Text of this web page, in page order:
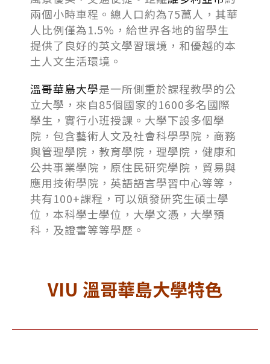
兩個小時車程。總人口約為75萬人，其華
人比例僅為1.5%，給世界各地的留學生
提供了良好的英文學習環境，和優越的本
土人文生活環境。
溫哥華島大學是一所側重於課程教學的公
立大學，來自85個國家的1600多名國際
學生，實行小班授課。大學下設多個學
院，包含藝術人文及社會科學學院，商務
與管理學院，教育學院，理學院，健康和
公共事業學院，原住民研究學院，貿易與
應用技術學院，英語語言學習中心等等，
共有100+課程，可以頒發研究生碩士學
位，本科學士學位，大學文憑，大學預
科，及證書等等學歷。
VIU 溫哥華島大學特色